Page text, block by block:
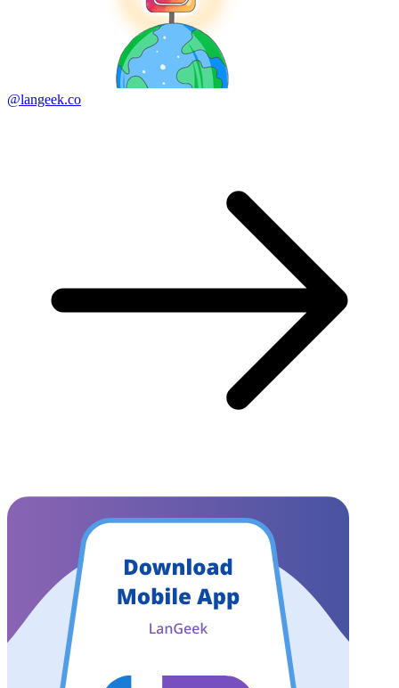
@langeek.co